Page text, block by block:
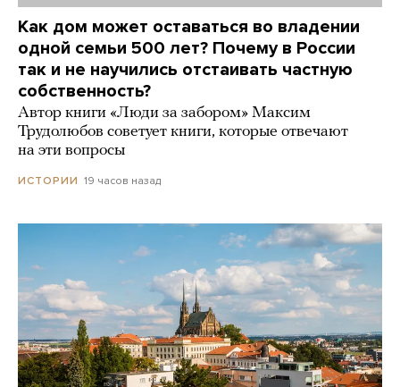
Как дом может оставаться во владении
одной семьи 500 лет? Почему в России
так и не научились отстаивать частную
собственность?
Автор книги «Люди за забором» Максим
Трудолюбов советует книги, которые отвечают
на эти вопросы
ИСТОРИИ 19 часов назад